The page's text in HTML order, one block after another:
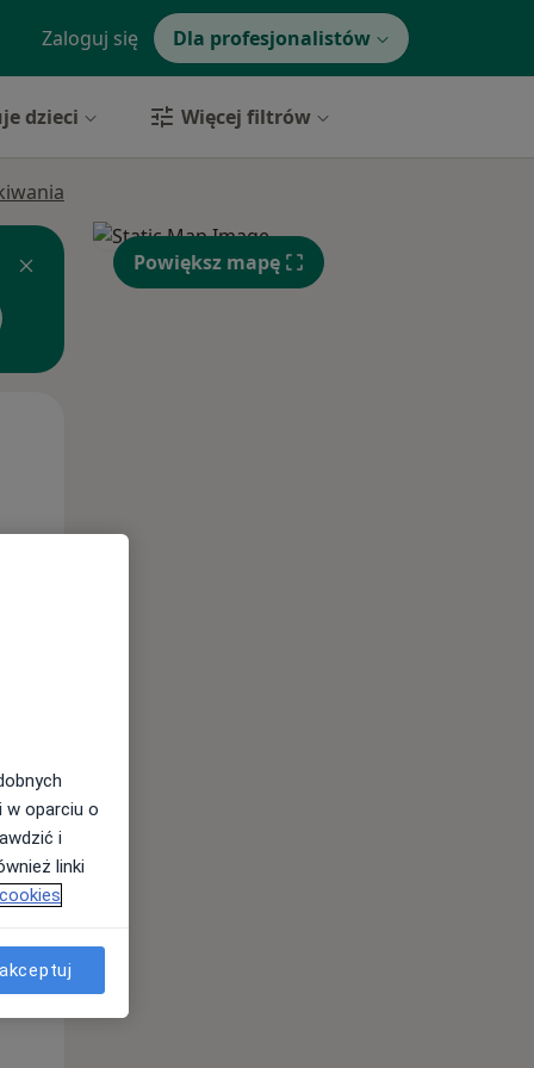
Zaloguj się Dla profesjonalistów
dzieci Więcej filtrów
Śr,
12 Sie
Powiększ mapę
w oparciu o
i
linki